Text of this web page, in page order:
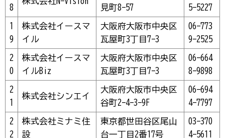
8
見町8-57
5-5227
1
9
株式会社イースマ
イル
大阪府大阪市中央区
瓦屋町3丁目7-3
06-773
9-2525
2
0
株式会社イースマ
イルBiz
大阪府大阪市中央区
瓦屋町3丁目7-3
06-664
8-9898
2
1
株式会社シンエイ
大阪府大阪市中央区
谷町2-4-3-9F
06-694
4-7797
2
2
株式会社ミナミ住
設
東京都世田谷区尾山
台一丁目2番17号
03-370
4-5611